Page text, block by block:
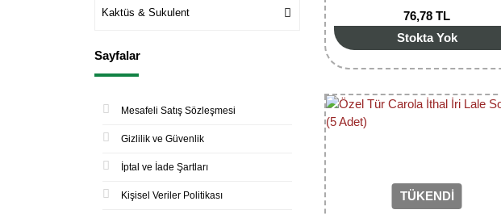
Kaktüs & Sukulent
Sayfalar
Mesafeli Satış Sözleşmesi
Gizlilik ve Güvenlik
İptal ve İade Şartları
Kişisel Veriler Politikası
76,78 TL
Stokta Yok
TÜKENDİ